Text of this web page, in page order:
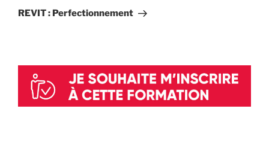
suivant
REVIT : Perfectionnement